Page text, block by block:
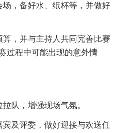
，备好水、纸杯等，并做好
，并与主持人共同完善比赛
过程中可能出现的意外情
队，增强现场气氛。
及评委，做好迎接与欢送任